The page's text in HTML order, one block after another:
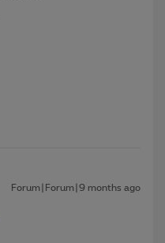
Forum|Forum|9 months ago